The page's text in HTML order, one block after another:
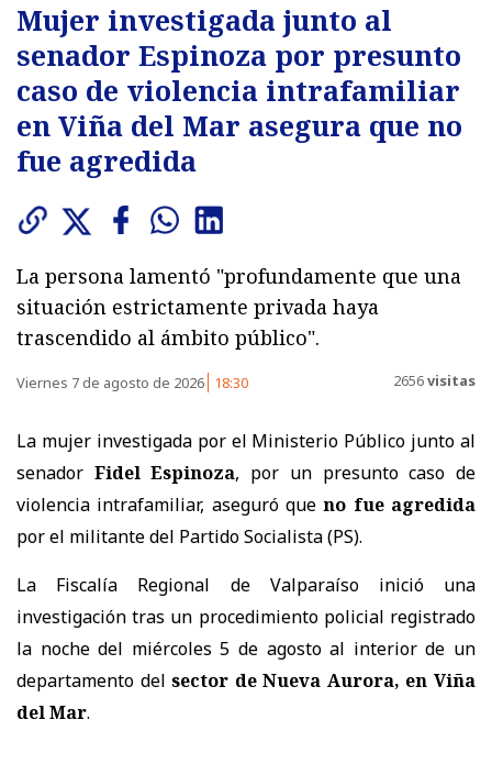
Mujer investigada junto al
senador Espinoza por presunto
caso de violencia intrafamiliar
en Viña del Mar asegura que no
fue agredida
La persona lamentó "profundamente que una
situación estrictamente privada haya
trascendido al ámbito público".
Viernes 7 de agosto de 2026 18:30 2656visitas
La mujer investigada por el Ministerio Público junto al
senador Fidel Espinoza, por un presuntocaso de
violencia intrafamiliar, aseguró que no fue agredida
por el militante del Partido Socialista (PS).
La Fiscalía Regional de Valparaíso inició una
investigación tras un procedimiento policial registrado
la noche del miércoles 5 de agosto al interior de un
departamento delsector de Nueva Aurora, en Viña
del Mar.